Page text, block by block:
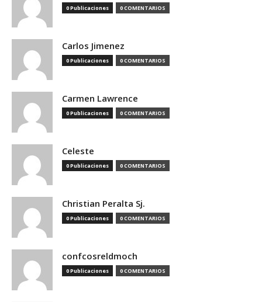
0 Publicaciones 0 COMENTARIOS
Carlos Jimenez
0 Publicaciones 0 COMENTARIOS
Carmen Lawrence
0 Publicaciones 0 COMENTARIOS
Celeste
0 Publicaciones 0 COMENTARIOS
Christian Peralta Sj.
0 Publicaciones 0 COMENTARIOS
confcosreldmoch
0 Publicaciones 0 COMENTARIOS